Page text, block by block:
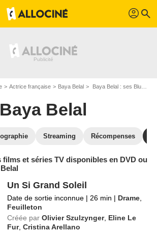
profil search
Actrice française Baya Belal Baya Belal : ses Blu-Ray, DVD, VOD, SVOD
Baya Belal
Streaming Récompenses
films et séries TV disponibles en DVD ou
Un Si Grand Soleil
Date de sortie inconnue | 26 min | Drame
Feuilleton
Créée par Olivier Szulzynger, Eline Le
Fur,Cristina Arellano